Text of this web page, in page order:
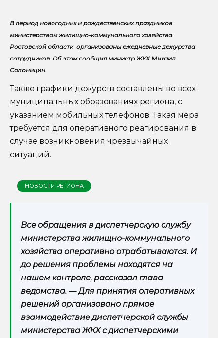
В период новогодних и рождественских праздников
министерством жилищно-коммунального хозяйства
Ростовской области организованы ежедневные дежурства
сотрудников. Об этом сообщил министр ЖКХ Михаил
Солоницин.
Также графики дежурств составлены во всех
муниципальных образованиях региона, с
указанием мобильных телефонов. Такая мера
требуется для оперативного реагирования в
случае возникновения чрезвычайных
ситуаций.
НОВОСТИ РЕГИОНА
Все обращения в диспетчерскую службу
министерства жилищно-коммунального
хозяйства оперативно отрабатываются. И
до решения проблемы находятся на
нашем контроле, рассказал глава
ведомства. — Для принятия оперативных
решений организовано прямое
взаимодействие диспетчерской службы
министерства ЖКХ с диспетчерскими